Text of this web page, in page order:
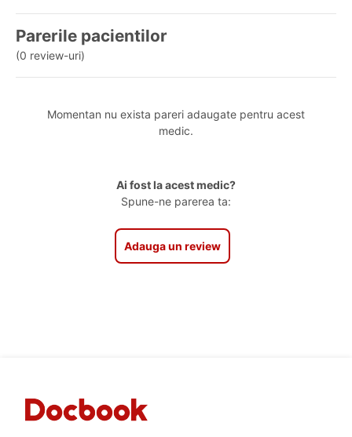
Parerile pacientilor
(0 review-uri)
Momentan nu exista pareri adaugate pentru acest
medic.
Ai fost la acest medic?
Spune-ne parerea ta:
Adauga un review